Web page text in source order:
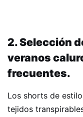
2. Selección
veranos
frecuentes.
Los shorts de
tejidos